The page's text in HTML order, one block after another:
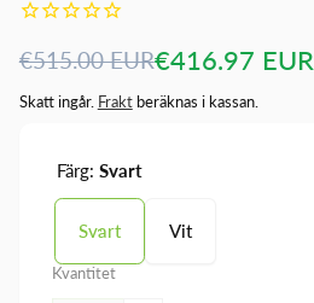
Ordinarie
pris
€515.00 EUR
Försäljningspris€416.97 EUR
Skatt ingår. Fraktberäknas i kassan.
Färg:Svart
Svart Vit
Kvantitet